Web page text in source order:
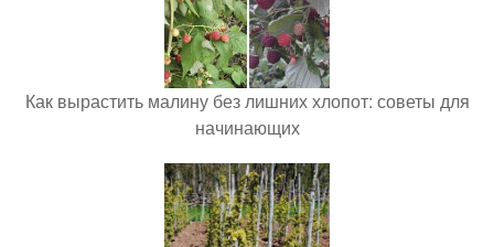
Как вырастить малину без лишних хлопот: советы для
начинающих